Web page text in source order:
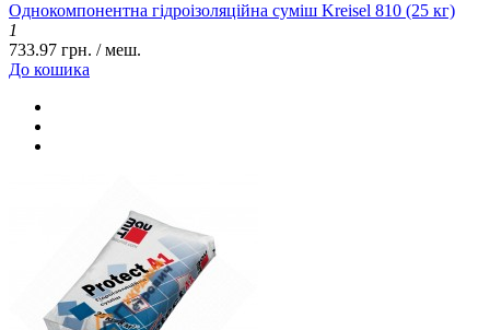
Однокомпонентна гідроізоляційна суміш Kreisel 810 (25 кг)
1
733.97 грн. / меш.
До кошика